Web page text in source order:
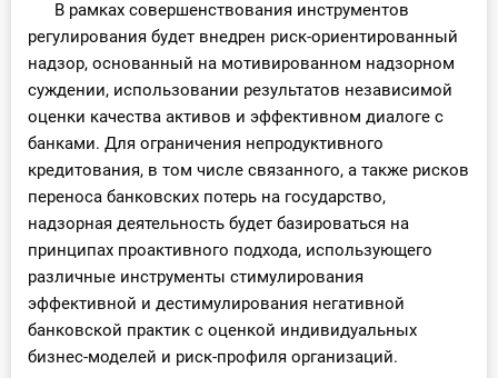
В рамках совершенствования инструментов
регулирования будет внедрен риск-ориентированный
надзор, основанный на мотивированном надзорном
суждении, использовании результатов независимой
оценки качества активов и эффективном диалоге с
банками. Для ограничения непродуктивного
кредитования, в том числе связанного, а также рисков
переноса банковских потерь на государство,
надзорная деятельность будет базироваться на
принципах проактивного подхода, использующего
различные инструменты стимулирования
эффективной и дестимулирования негативной
банковской практик с оценкой индивидуальных
бизнес-моделей и риск-профиля организаций.